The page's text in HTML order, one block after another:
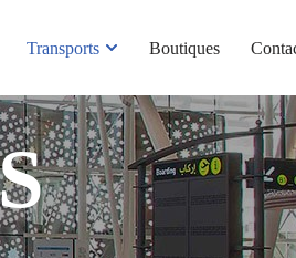
Transports Boutiques